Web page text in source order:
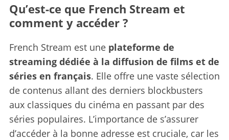
Qu’est-ce que French Stream et
comment y accéder ?
French Stream est une plateforme de
streaming dédiée à la diffusion de films et de
séries en français. Elle offre une vaste sélection
de contenus allant des derniers blockbusters
aux classiques du cinéma en passant par des
séries populaires. L’importance de s’assurer
d’accéder à la bonne adresse est cruciale, car les